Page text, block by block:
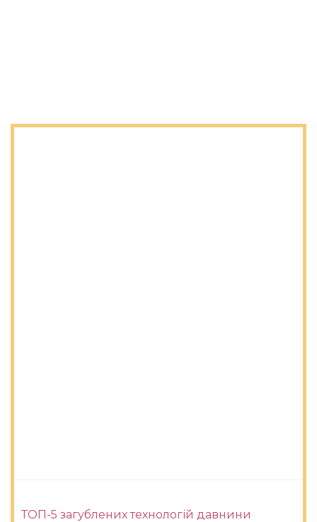
ТОП-5 загублених технологій давнини